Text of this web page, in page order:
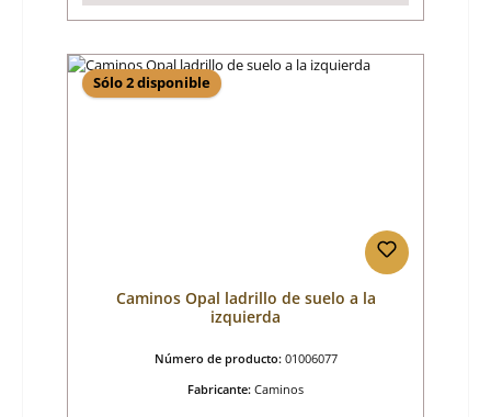
Sólo 2 disponible
Caminos Opal ladrillo de suelo a la
izquierda
Número de producto: 01006077
Fabricante: Caminos